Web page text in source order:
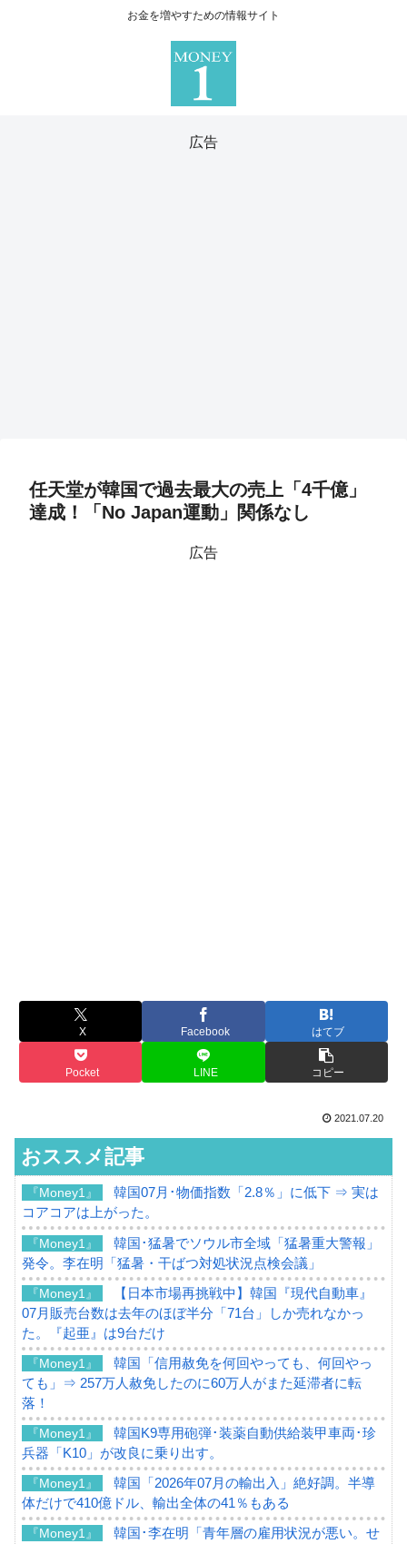
お金を増やすための情報サイト
広告
任天堂が韓国で過去最大の売上「4千億」
達成！「No Japan運動」関係なし
広告
X Facebook はてブ
Pocket LINE コピー
2021.07.20
おススメ記事
『Money1』
韓国07月･物価指数「2.8％」に低下 ⇒ 実は
コアコアは上がった。
『Money1』
韓国･猛暑でソウル市全域「猛暑重大警報」
発令。李在明「猛暑・干ばつ対処状況点検会議」
『Money1』
【日本市場再挑戦中】韓国『現代自動車』
07月販売台数は去年のほぼ半分「71台」しか売れなかっ
た。『起亜』は9台だけ
『Money1』
韓国「信用赦免を何回やっても、何回やっ
ても」⇒ 257万人赦免したのに60万人がまた延滞者に転
落！
『Money1』
韓国K9専用砲弾･装薬自動供給装甲車両･珍
兵器「K10」が改良に乗り出す。
『Money1』
韓国「2026年07月の輸出入」絶好調。半導
体だけで410億ドル、輸出全体の41％もある
『Money1』
韓国･李在明「青年層の雇用状況が悪い。せ